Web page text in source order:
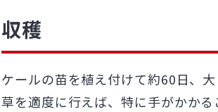
収穫
ケールの苗を植え付けて約60日、
草を適度に行えば、特に手がかか